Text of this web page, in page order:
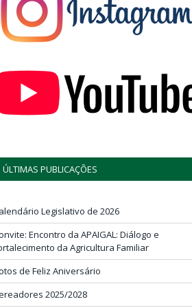
ÚLTIMAS PUBLICAÇÕES
Legislativo de 2026
Encontro da APAIGAL: Diálogo e
da Agricultura Familiar
de Feliz Aniversário
2025/2028